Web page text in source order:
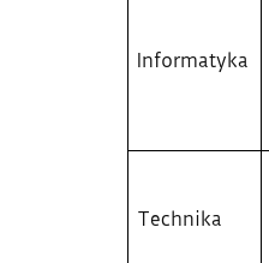
Informatyka
Technika